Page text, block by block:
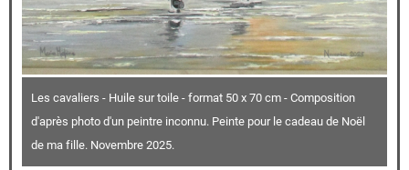
Les cavaliers - Huile sur toile - format 50 x 70 cm - Composition
d'après photo d'un peintre inconnu. Peinte pour le cadeau de Noël
de ma fille. Novembre 2025.